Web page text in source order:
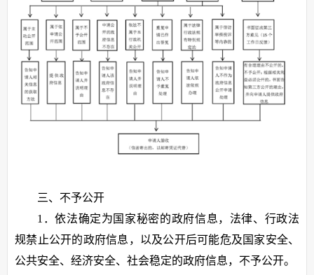
三、不予公开
1．依法确定为国家秘密的政府信息，法律、行政法
规禁止公开的政府信息，以及公开后可能危及国家安全、
公共安全、经济安全、社会稳定的政府信息，不予公开。